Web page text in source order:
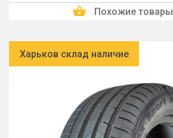
Похожие товары
Харьков склад наличие